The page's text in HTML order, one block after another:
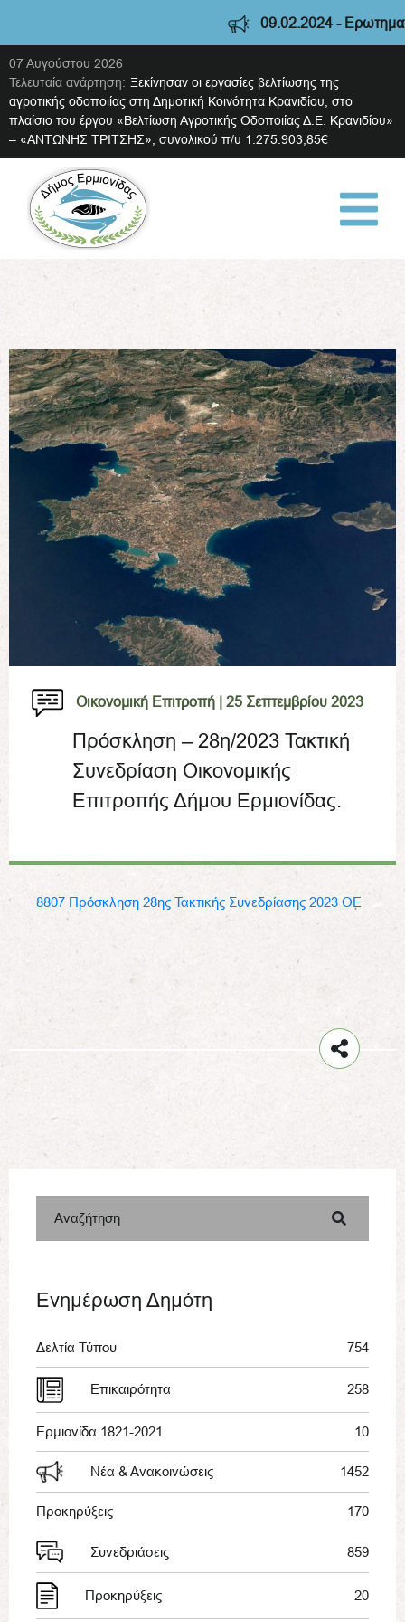
09.02.2024 -
07 Αυγούστου 2026
Τελευταία ανάρτηση: Ξεκίνησαν οι εργασίες βελτίωσης της
αγροτικής οδοποιίας στη Δημοτική Κοινότητα Κρανιδίου, στο
πλαίσιο του έργου «Βελτίωση Αγροτικής Οδοποιίας Δ.Ε. Κρανιδίου»
– «ΑΝΤΩΝΗΣ ΤΡΙΤΣΗΣ», συνολικού π/υ 1.275.903,85€
Οικονομική Επιτροπή | 25 Σεπτεμβρίου 2023
Πρόσκληση – 28η/2023 Τακτική
Συνεδρίαση Οικονομικής
Επιτροπής Δήμου Ερμιονίδας.
8807 Πρόσκληση 28ης Τακτικής Συνεδρίασης 2023 ΟΕ
Αναζήτηση
Ενημέρωση Δημότη
Δελτία Τύπου 754
Επικαιρότητα 258
Ερμιονίδα 1821-2021 10
Νέα & Ανακοινώσεις 1452
Προκηρύξεις 170
Συνεδριάσεις 859
Προκηρύξεις 20